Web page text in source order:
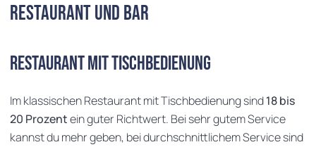
Restaurant und Bar
Restaurant mit Tischbedienung
Im klassischen Restaurant mit Tischbedienung sind18 bis
20 Prozentein guter Richtwert. Bei sehr gutem Service
kannst du mehr geben, bei durchschnittlichem Service sind